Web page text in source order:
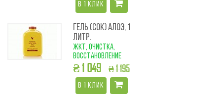
В 1 КЛИК
ГЕЛЬ (СОК) АЛОЭ, 1
ЛИТР.
ЖКТ, очистка,
восстановление
₴ 1 049 ₴ 1 195
В 1 КЛИК